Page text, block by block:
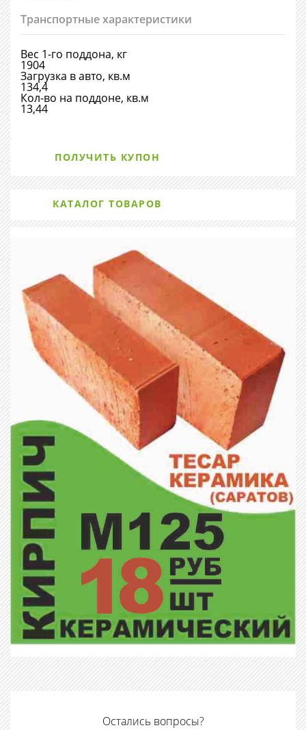
Транспортные характеристики
Вес 1-го поддона, кг
1904
Загрузка в авто, кв.м
134,4
Кол-во на поддоне, кв.м
13,44
ПОЛУЧИТЬ КУПОН
КАТАЛОГ ТОВАРОВ
Остались вопросы?